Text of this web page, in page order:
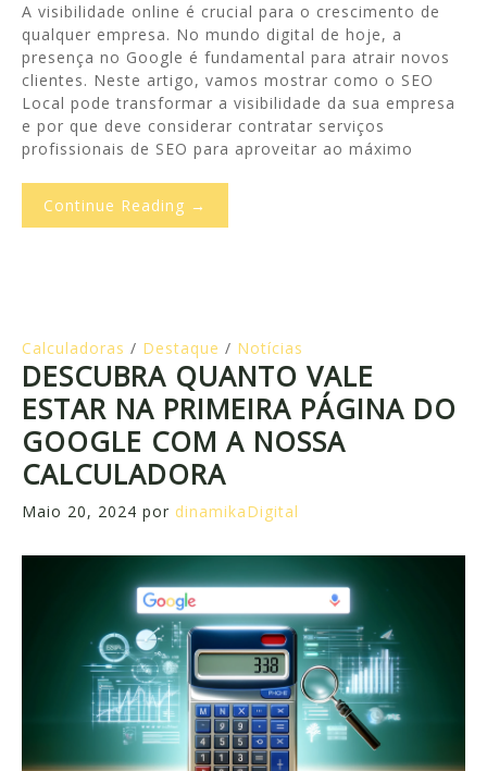
A visibilidade online é crucial para o crescimento de
qualquer empresa. No mundo digital de hoje, a
presença no Google é fundamental para atrair novos
clientes. Neste artigo, vamos mostrar como o SEO
Local pode transformar a visibilidade da sua empresa
e por que deve considerar contratar serviços
profissionais de SEO para aproveitar ao máximo
Continue Reading →
Calculadoras / Destaque / Notícias
DESCUBRA QUANTO VALE
ESTAR NA PRIMEIRA PÁGINA DO
GOOGLE COM A NOSSA
CALCULADORA
Maio 20, 2024 por dinamikaDigital